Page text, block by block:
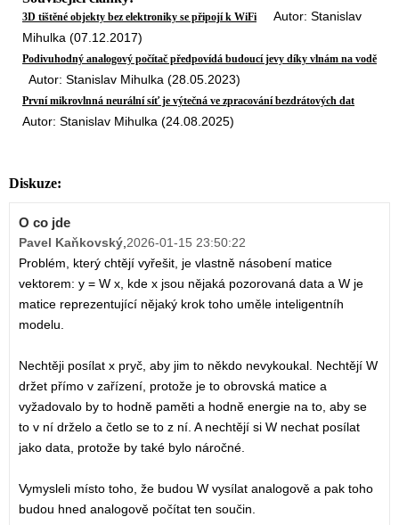
3D tištěné objekty bez elektroniky se připojí k WiFi Autor: Stanislav
Mihulka (07.12.2017)
Podivuhodný analogový počítač předpovídá budoucí jevy díky vlnám na vodě
Autor: Stanislav Mihulka (28.05.2023)
První mikrovlnná neurální síť je výtečná ve zpracování bezdrátových dat
Autor: Stanislav Mihulka (24.08.2025)
Diskuze:
O co jde
Pavel Kaňkovský 2026-01-15 23:50:22
Problém, který chtějí vyřešit, je vlastně násobení matice
vektorem: y = W x, kde x jsou nějaká pozorovaná data a W je
matice reprezentující nějaký krok toho uměle inteligentníh
modelu.
Nechtěji posílat x pryč, aby jim to někdo nevykoukal. Nechtějí W
držet přímo v zařízení, protože je to obrovská matice a
vyžadovalo by to hodně paměti a hodně energie na to, aby se
to v ní drželo a četlo se to z ní. A nechtějí si W nechat posílat
jako data, protože by také bylo náročné.
Vymysleli místo toho, že budou W vysílat analogově a pak toho
budou hned analogově počítat ten součin.